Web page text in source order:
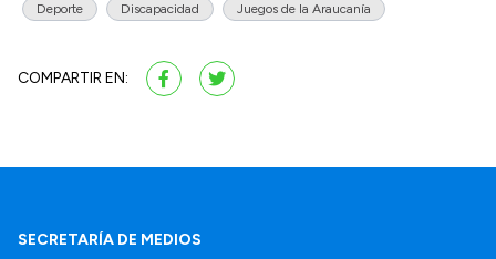
Deporte Discapacidad Juegos de la Araucanía
COMPARTIR EN:
SECRETARÍA DE MEDIOS